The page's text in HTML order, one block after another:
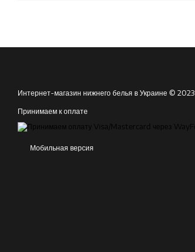
Интернет-магазин нижнего белья в Украине © 2023
Принимаем к оплате
Мобильная версия